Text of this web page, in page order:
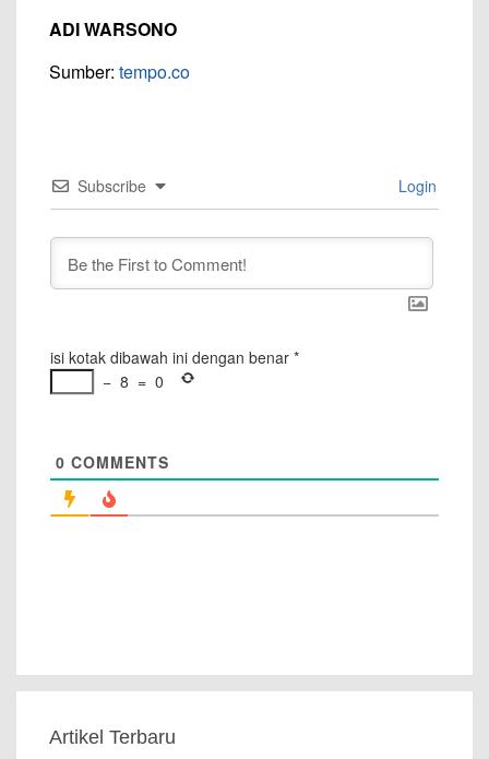
ADI WARSONO
Sumber: tempo.co
Subscribe Login
isi kotak dibawah ini dengan benar *
− 8 = 0
0 COMMENTS
Artikel Terbaru